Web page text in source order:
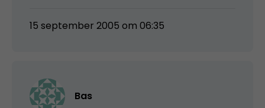
15 september 2005 om 06:35
Bas